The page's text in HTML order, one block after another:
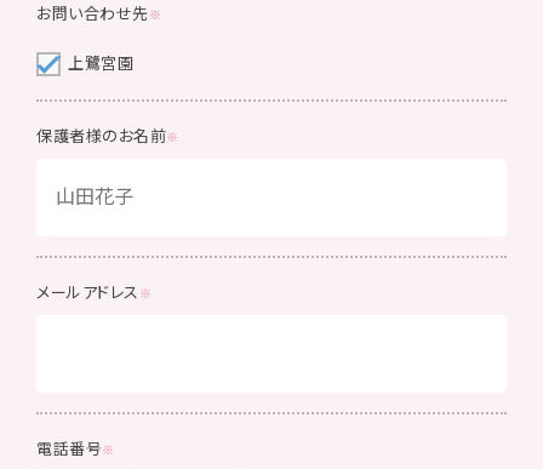
お問い合わせ先
上鷺宮園
保護者様のお名前
メールアドレス
電話番号